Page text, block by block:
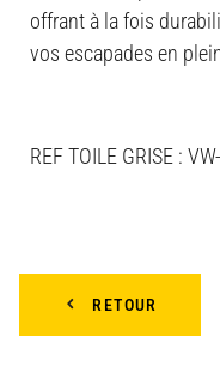
offrant à la fois
vos escapades en
REF TOILE GRISE :
RETOUR